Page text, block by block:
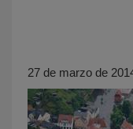
27 de marzo de